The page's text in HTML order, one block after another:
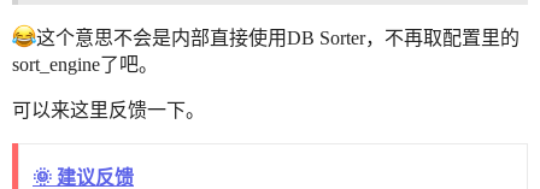
这个意思不会是内部直接使用DB Sorter，不再取配置里的
sort_engine了吧。
可以来这里反馈一下。
🌞 建议反馈